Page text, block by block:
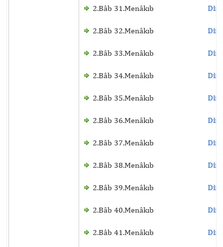
2.Bâb 31.Menâkıb
2.Bâb 32.Menâkıb
2.Bâb 33.Menâkıb
2.Bâb 34.Menâkıb
2.Bâb 35.Menâkıb
2.Bâb 36.Menâkıb
2.Bâb 37.Menâkıb
2.Bâb 38.Menâkıb
2.Bâb 39.Menâkıb
2.Bâb 40.Menâkıb
2.Bâb 41.Menâkıb